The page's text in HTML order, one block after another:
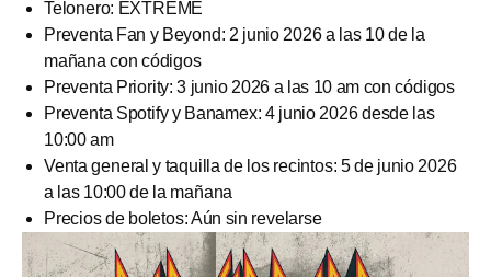
Telonero: EXTREME
Preventa Fan y Beyond: 2 junio 2026 a las 10 de la
mañana con códigos
Preventa Priority: 3 junio 2026 a las 10 am con códigos
Preventa Spotify y Banamex: 4 junio 2026 desde las
10:00 am
Venta general y taquilla de los recintos: 5 de junio 2026
a las 10:00 de la mañana
Precios de boletos: Aún sin revelarse